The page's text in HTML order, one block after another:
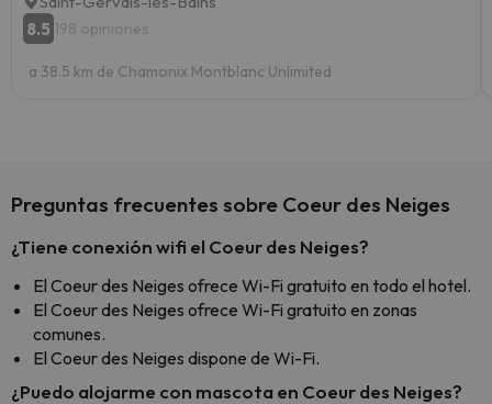
8.5 198 opiniones
a 38.5 km de Chamonix Montblanc Unlimited
Preguntas frecuentes sobre Coeur des Neiges
¿Tiene conexión wifi el Coeur des Neiges?
El Coeur des Neiges ofrece Wi-Fi gratuito en todo el hotel.
El Coeur des Neiges ofrece Wi-Fi gratuito en zonas
comunes.
El Coeur des Neiges dispone de Wi-Fi.
¿Puedo alojarme con mascota en Coeur des Neiges?